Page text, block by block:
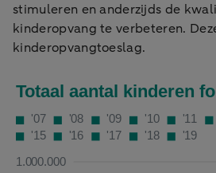
stimuleren en anderzijds de
kinderopvang te verbeteren.
kinderopvangtoeslag.